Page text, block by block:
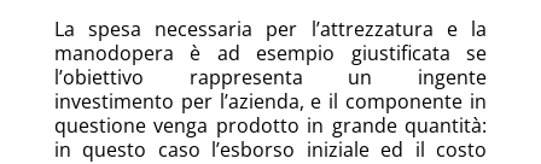
La spesa necessaria per l’attrezzatura e la
manodopera è ad esempio giustificata se
l’obiettivo rappresenta un ingente
investimento per l’azienda, e il componente in
questione venga prodotto in grande quantità:
in questo caso l’esborso iniziale ed il costo